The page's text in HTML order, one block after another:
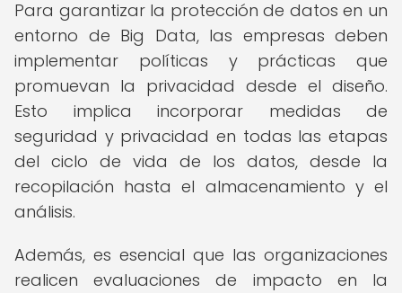
Para garantizar la protección de datos en un
entorno de Big Data, las empresas deben
implementar políticas y prácticas que
promuevan la privacidad desde el diseño.
Esto implica incorporar medidas de
seguridad y privacidad en todas las etapas
del ciclo de vida de los datos, desde la
recopilación hasta el almacenamiento y el
análisis.
Además, es esencial que las organizaciones
realicen evaluaciones de impacto en la